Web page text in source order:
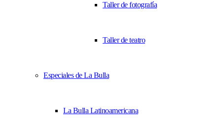
Taller de fotografía
Taller de teatro
Especiales de La Bulla
La Bulla Latinoamericana